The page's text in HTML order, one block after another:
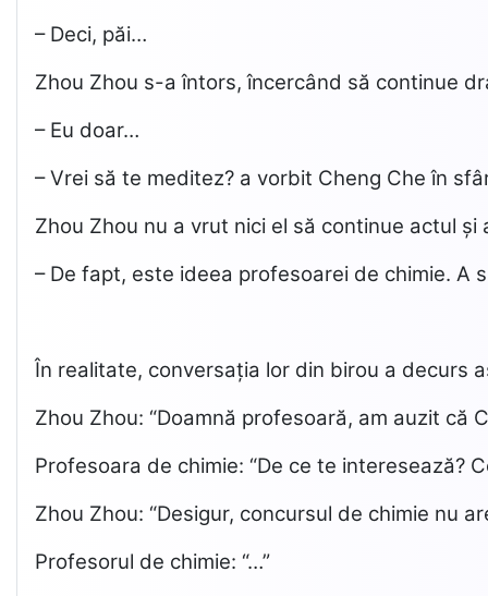
– Deci, păi…
Zhou Zhou s-a întors, încercând să continue
– Eu doar…
– Vrei să te meditez? a vorbit Cheng Che în
Zhou Zhou nu a vrut nici el să continue actul și
– De fapt, este ideea profesoarei de chimie.
În realitate, conversația lor din birou a decurs
Zhou Zhou: “Doamnă profesoară, am auzit că
Profesoara de chimie: “De ce te interesează?
Zhou Zhou: “Desigur, concursul de chimie nu
Profesorul de chimie: “…”